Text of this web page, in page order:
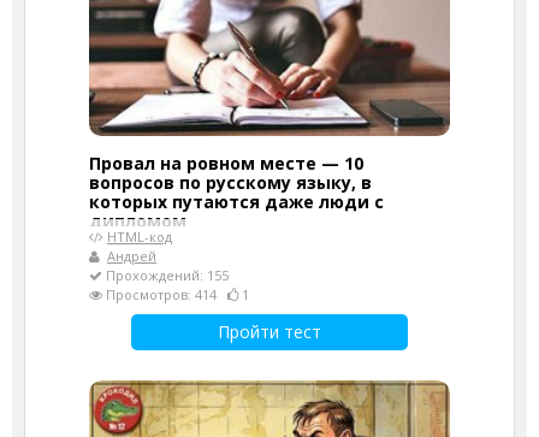
Провал на ровном месте — 10
вопросов по русскому языку, в
которых путаются даже люди с
дипломом
HTML-код
Андрей
Прохождений: 155
Просмотров: 414
1
Пройти тест